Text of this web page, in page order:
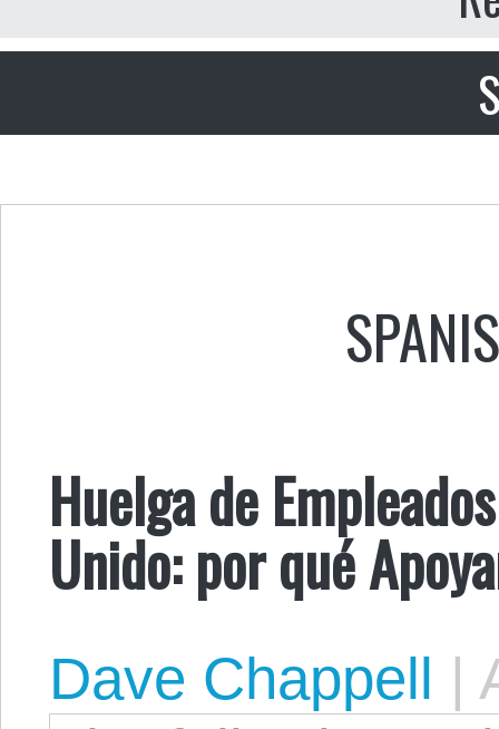
Huelga de
Unido: por qué
Dave Chappell |